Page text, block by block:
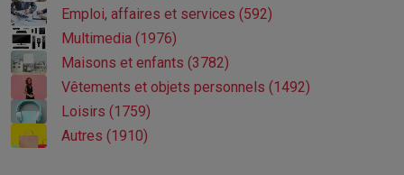
Emploi, affaires et services (592)
Multimedia (1976)
Maisons et enfants (3782)
Vêtements et objets personnels (1492)
Loisirs (1759)
Autres (1910)